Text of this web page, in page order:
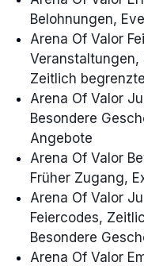
Belohnungen,
Arena Of Valor
Veranstaltungen,
Zeitlich
Arena Of Valor
Besondere
Angebote
Arena Of Valor
Früher Zugang,
Arena Of Valor
Feiercodes,
Besondere
Arena Of Valor